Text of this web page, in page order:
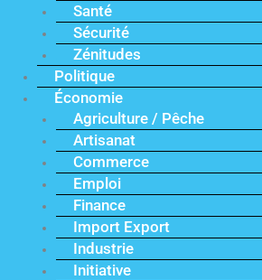
Santé
Sécurité
Zénitudes
Politique
Économie
Agriculture / Pêche
Artisanat
Commerce
Emploi
Finance
Import Export
Industrie
Initiative